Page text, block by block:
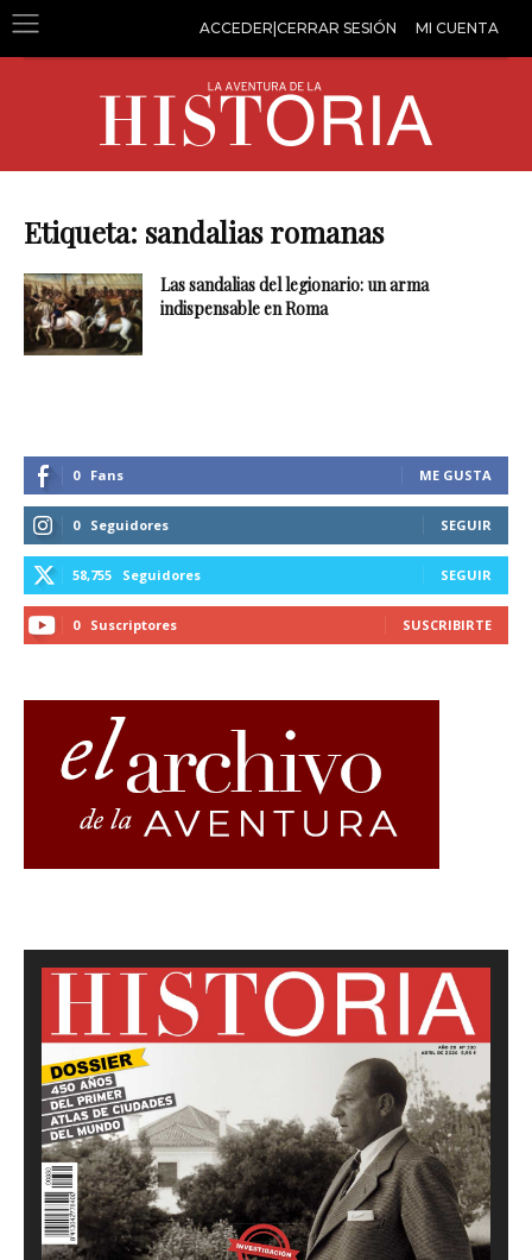
ACCEDER|CERRAR SESIÓN MI CUENTA
Etiqueta: sandalias romanas
Las sandalias del legionario: un arma
indispensable en Roma
0 Fans ME GUSTA
0 Seguidores SEGUIR
58,755 Seguidores SEGUIR
0 Suscriptores SUSCRIBIRTE